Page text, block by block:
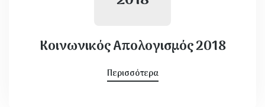
Κοινωνικός Απολογισμός 2018
Περισσότερα